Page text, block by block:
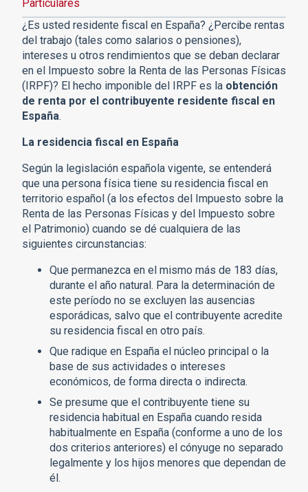
Particulares
¿Es usted residente fiscal en España? ¿Percibe rentas
del trabajo (tales como salarios o pensiones),
intereses u otros rendimientos que se deban declarar
en el Impuesto sobre la Renta de las Personas Físicas
(IRPF)? El hecho imponible del IRPF es la obtención
de renta por el contribuyente residente fiscal en
España.
La residencia fiscal en España
Según la legislación española vigente, se entenderá
que una persona física tiene su residencia fiscal en
territorio español (a los efectos del Impuesto sobre la
Renta de las Personas Físicas y del Impuesto sobre
el Patrimonio) cuando se dé cualquiera de las
siguientes circunstancias:
Que permanezca en el mismo más de 183 días,
durante el año natural. Para la determinación de
este período no se excluyen las ausencias
esporádicas, salvo que el contribuyente acredite
su residencia fiscal en otro país.
Que radique en España el núcleo principal o la
base de sus actividades o intereses
económicos, de forma directa o indirecta.
Se presume que el contribuyente tiene su
residencia habitual en España cuando resida
habitualmente en España (conforme a uno de los
dos criterios anteriores) el cónyuge no separado
legalmente y los hijos menores que dependan de
él.